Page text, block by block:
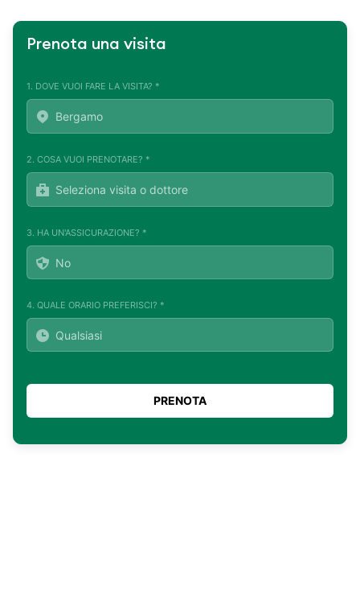
Prenota una visita
1. DOVE VUOI FARE LA VISITA? *
2. COSA VUOI PRENOTARE? *
3. HA UN'ASSICURAZIONE? *
4. QUALE ORARIO PREFERISCI? *